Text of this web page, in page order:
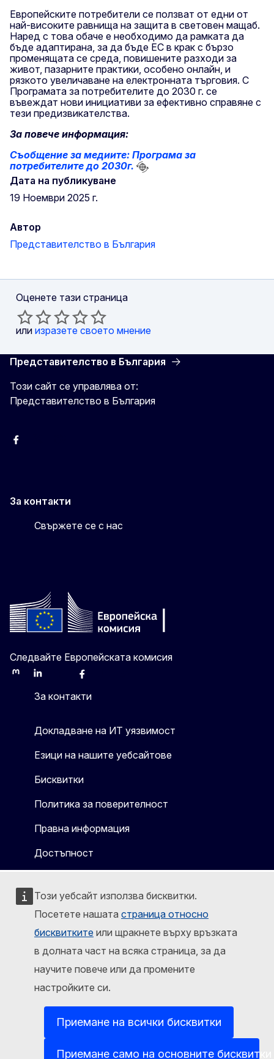
Този уебсайт използва бисквитки.
Посетете нашата страница относно
бисквитките или щракнете върху връзката
в долната част на всяка страница, за да
научите повече или да промените
настройките си.
Приемане на всички бисквитки
Приемане само на основните бисквитки
Европейските потребители се ползват от едни от
най-високите равнища на защита в световен мащаб.
Наред с това обаче е необходимо да рамката да
бъде адаптирана, за да бъде ЕС в крак с бързо
променящата се среда, повишените разходи за
живот, пазарните практики, особено онлайн, и
рязкото увеличаване на електронната търговия. С
Програмата за потребителите до 2030 г. се
въвеждат нови инициативи за ефективно справяне с
тези предизвикателства.
За повече информация:
Съобщение за медиите: Програма за
потребителите до 2030г.
Дата на публикуване
19 Hоември 2025 г.
Автор
Представителство в България
Оценете тази страница
или изразете своето мнение
Представителство в България
Този сайт се управлява от:
Представителство в България
Facebook
За контакти
Свържете се с нас
Следвайте Европейската комисия
MastodonLinkedInBlueskyFacebook
За контакти
Докладване на ИТ уязвимост
Езици на нашите уебсайтове
Бисквитки
Политика за поверителност
Правна информация
Достъпност